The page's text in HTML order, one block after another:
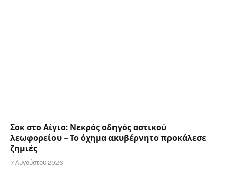
Σοκ στο Αίγιο: Νεκρός οδηγός αστικού
λεωφορείου – Το όχημα ακυβέρνητο προκάλεσε
ζημιές
7 Αυγούστου 2026